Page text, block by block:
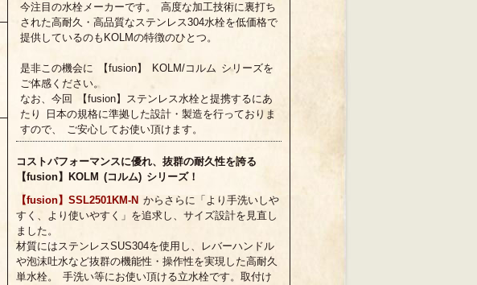
今注目の水栓メーカーです。 高度な加工技術に裏打ち
された高耐久・高品質なステンレス304水栓を低価格で
提供しているのもKOLMの特徴のひとつ。
是非この機会に 【fusion】 KOLM/コルム シリーズを
ご体感ください。
なお、今回 【fusion】ステンレス水栓と提携するにあ
たり 日本の規格に準拠した設計・製造を行っておりま
すので、 ご安心してお使い頂けます。
コストパフォーマンスに優れ、抜群の耐久性を誇る
【fusion】KOLM (コルム) シリーズ！
【fusion】SSL2501KM-N からさらに「より手洗いしや
すく、より使いやすく」を追求し、サイズ設計を見直し
ました。
材質にはステンレスSUS304を使用し、レバーハンドル
や泡沫吐水など抜群の機能性・操作性を実現した高耐久
単水栓。 手洗い等にお使い頂ける立水栓です。取付け